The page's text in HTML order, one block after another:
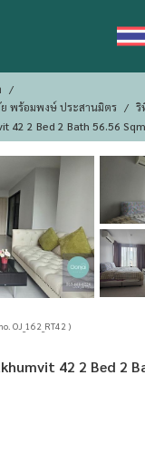
พร้อมพงษ์ ประสานมิตร
ริ
42 2 Bed 2 Bath 56.56
OJ_162_RT42 )
42 2 Bed 2